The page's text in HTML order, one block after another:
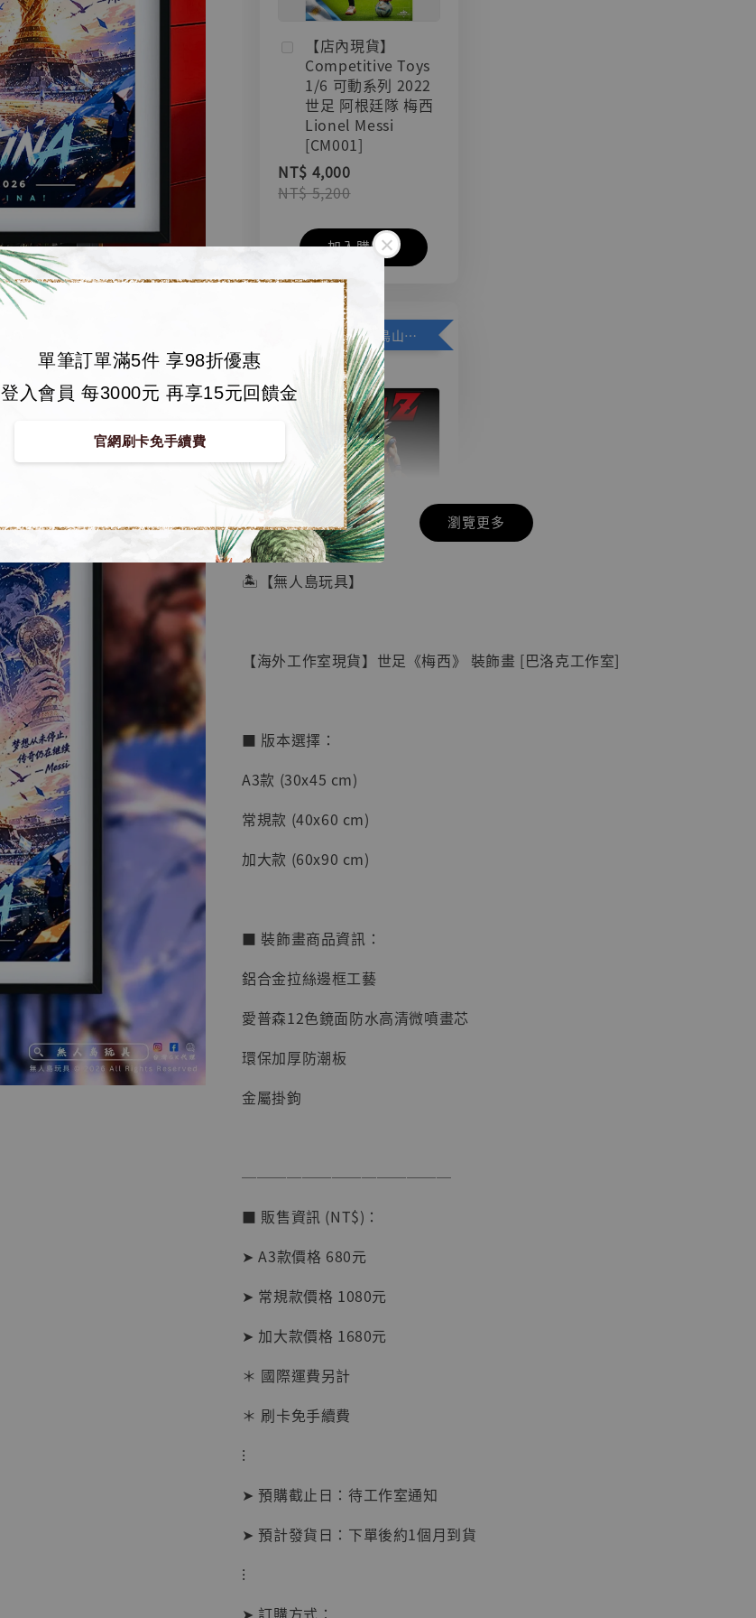
單筆訂單滿5件 享98折優惠
登入會員 每3000元 再享15元回饋金
官網刷卡免手續費
【店內現貨】
Competitive Toys
1/6 可動系列 2022
世足 阿根廷隊 梅西
Lionel Messi
[CM001]
NT$ 4,000
NT$ 5,200
加入購物車
加購優惠【悟空 鳥山明紀念款 [奇蹟工作室]】
【店內現貨】七龍珠
系列蒐藏雕像 悟空
NT$ 4,280
- +
加入購物車
【店內現貨】海賊王
NT$ 1,870
可動蒐藏人偶 讓子
瀏覽更多
🏝【無人島玩具】
【海外工作室現貨】世足《梅西》 裝飾畫 [巴洛克工作室]
■ 版本選擇：
A3款 (30x45 cm)
常規款 (40x60 cm)
加大款 (60x90 cm)
■ 裝飾畫商品資訊：
鋁合金拉絲邊框工藝
愛普森12色鏡面防水高清微噴畫芯
環保加厚防潮板
金屬掛鉤
──────────────
■ 販售資訊 (NT$)：
➤ A3款價格 680元
➤ 常規款價格 1080元
➤ 加大款價格 1680元
＊ 國際運費另計
＊ 刷卡免手續費
⁝
➤ 預購截止日：待工作室通知
➤ 預計發貨日：下單後約1個月到貨
⁝
➤ 訂購方式：